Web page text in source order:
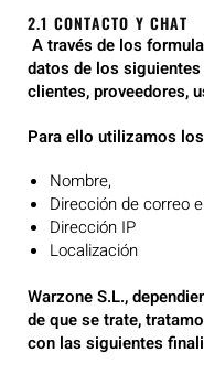
2.1 CONTACTO Y CHAT
A través de los
datos de los
clientes, proveedores,
Para ello utilizamos
Nombre,
Dirección de correo
Dirección IP
Localización
Warzone S.L.,
de que se trate,
con las siguientes